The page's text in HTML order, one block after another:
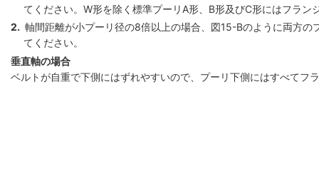
てください。W形を除く標準プーリA形、B形及びC形にはフラン
2. 軸間距離が小プーリ径の8倍以上の場合、図15-Bのように両方の
てください。
垂直軸の場合
ベルトが自重で下側にはずれやすいので、プーリ下側にはすべてフ